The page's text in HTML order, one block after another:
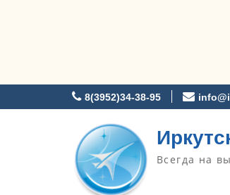
к
8(3952)34-38-95
Всегда на